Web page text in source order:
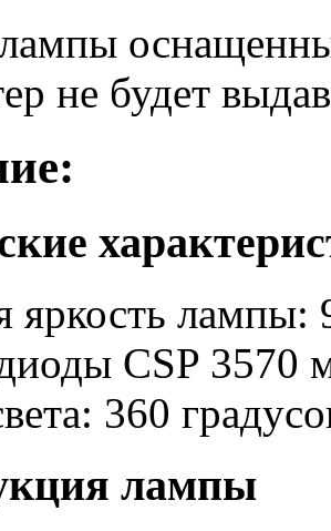
не будет
яркость лампы:
CSP
360
лампы